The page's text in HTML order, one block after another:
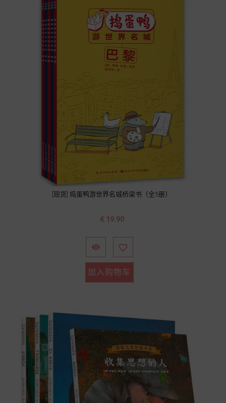
[现货] 捣蛋鸭游世界名城桥梁书（全5册）
价
€ 19.90
 
加入购物车